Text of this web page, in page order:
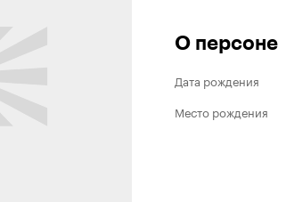
О персоне
Дата рождения
Место рождения